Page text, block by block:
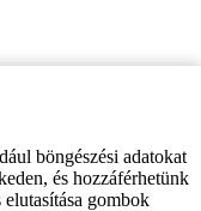
böngészési adatokat
és hozzáférhetünk
elutasítása gombok